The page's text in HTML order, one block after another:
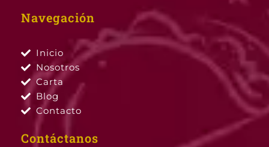
Navegación
Inicio
Nosotros
Carta
Blog
Contacto
Contáctanos